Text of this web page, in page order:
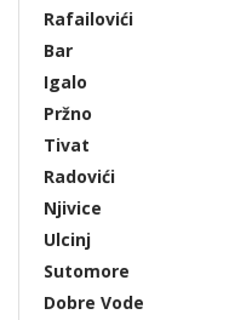
Rafailovići
Bar
Igalo
Pržno
Tivat
Radovići
Njivice
Ulcinj
Sutomore
Dobre Vode